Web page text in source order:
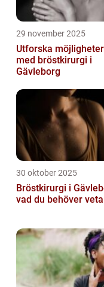
29 november 2025
Utforska
med bröstkirurgi i
Gävleborg
30 oktober 2025
Bröstkirurgi i
vad du behöver veta